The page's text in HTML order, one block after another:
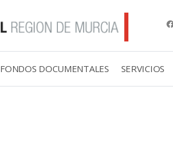
FONDOS DOCUMENTALES SERVICIOS